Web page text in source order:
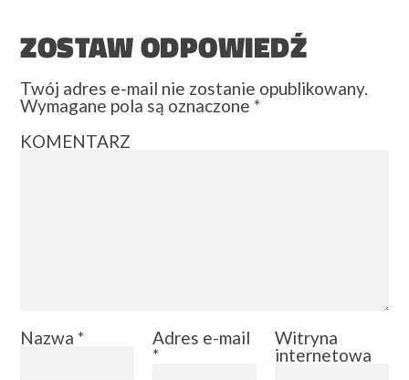
ZOSTAW ODPOWIEDŹ
Twój adres e-mail nie zostanie opublikowany.
Wymagane pola są oznaczone*
KOMENTARZ
Nazwa*
Adres e-mail
*
Witryna
internetowa